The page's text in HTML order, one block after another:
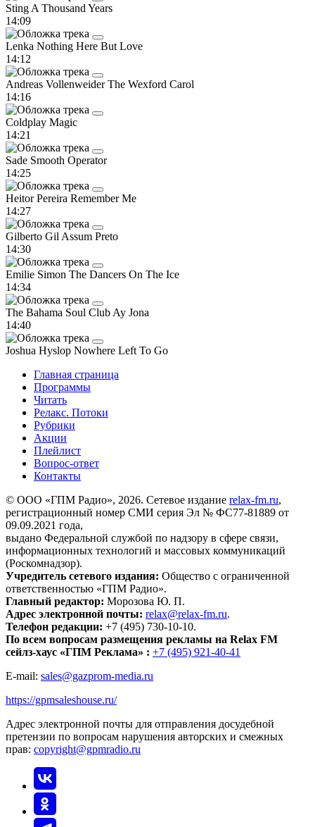
Sting A Thousand Years
14:09
Lenka Nothing Here But Love
14:12
Andreas VollenweiderThe Wexford Carol
14:16
Coldplay Magic
14:21
Sade Smooth Operator
14:25
Heitor Pereira Remember Me
14:27
Gilberto Gil Assum Preto
14:30
Emilie Simon The Dancers On The Ice
14:34
The Bahama Soul Club Ay Jona
14:40
Joshua Hyslop Nowhere Left To Go
Главная страница
Программы
Читать
Релакс. Потоки
Рубрики
Акции
Плейлист
Вопрос-ответ
Контакты
© ООО «ГПМ Радио», 2026. Сетевое издание relax-fm.ru,
регистрационный номер СМИ серия Эл № ФС77-81889 от
09.09.2021 года,
выдано Федеральной службой по надзору в сфере связи,
информационных технологий и массовых коммуникаций
(Роскомнадзор).
Учредитель сетевого издания: Общество с ограниченной
ответственностью «ГПМ Радио».
Главный редактор: Морозова Ю. П.
Адрес электронной почты: relax@relax-fm.ru.
Телефон редакции: +7 (495) 730-10-10.
По всем вопросам размещения рекламы на Relax FM
сейлз-хаус «ГПМ Реклама» : +7 (495) 921-40-41
E-mail: sales@gazprom-media.ru
https://gpmsaleshouse.ru/
Адрес электронной почты для отправления досудебной
претензии по вопросам нарушения авторских и смежных
прав: copyright@gpmradio.ru